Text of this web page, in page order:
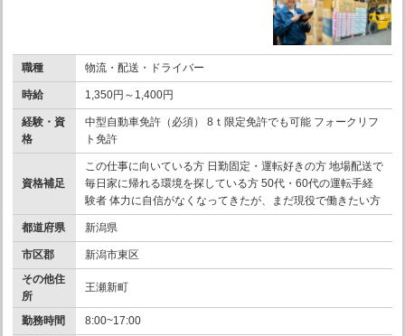
職種 物流・配送・ドライバー
時給 1,350円～1,400円
経験・資
格
中型自動車免許（必須） 8ｔ限定免許でも可能 フォークリフ
ト免許
資格補足
この仕事に向いている方 日勤固定・運転好きの方 地場配送で
毎日家に帰れる環境を探している方 50代・60代の運転手経
験者 体力に自信がなくなってきたが、まだ現役で働きたい方
都道府県 新潟県
市区郡
新潟市東区
その他住
所
王瀬新町
勤務時間
8:00~17:00